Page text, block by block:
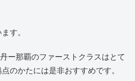
す。
ー那覇のファーストクラスはとて
のかたには是非おすすめです。